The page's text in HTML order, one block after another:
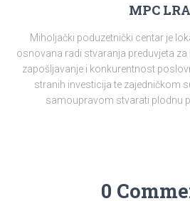
MPC LRA
Miholjački poduzetnički centar je
osnovana radi stvaranja preduvjeta
zapošljavanje i konkurentnost
stranih investicija te zajedničkom
samoupravom stvarati plodnu
0